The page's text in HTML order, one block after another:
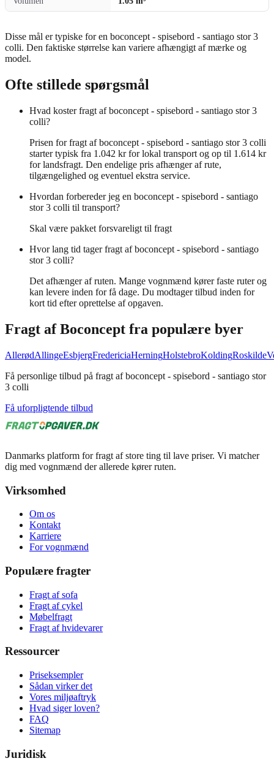
Disse mål er typiske for en boconcept - spisebord - santiago stor 3
colli. Den faktiske størrelse kan variere afhængigt af mærke og
model.
Ofte stillede spørgsmål
Hvad koster fragt af boconcept - spisebord - santiago stor 3
colli?
Prisen for fragt af boconcept - spisebord - santiago stor 3 colli
starter typisk fra 1.042 kr for lokal transport og op til 1.614 kr
for landsfragt. Den endelige pris afhænger af rute,
tilgængelighed og eventuel ekstra service.
Hvordan forbereder jeg en boconcept - spisebord - santiago
stor 3 colli til transport?
Skal være pakket forsvareligt til fragt
Hvor lang tid tager fragt af boconcept - spisebord - santiago
stor 3 colli?
Det afhænger af ruten. Mange vognmænd kører faste ruter og
kan levere inden for få dage. Du modtager tilbud inden for
kort tid efter oprettelse af opgaven.
Fragt afBoconcept fra populære byer
AllerødAllingeEsbjergFredericiaHerningHolstebroKoldingRoskilde
Få personlige tilbud på fragt af boconcept - spisebord - santiago stor
3 colli
Få uforpligtende tilbud
Danmarks platform for fragt af store ting til lave priser. Vi matcher
dig med vognmænd der allerede kører ruten.
Virksomhed
Om os
Kontakt
Karriere
For vognmænd
Populære fragter
Fragt af sofa
Fragt af cykel
Møbelfragt
Fragt af hvidevarer
Ressourcer
Priseksempler
Sådan virker det
Vores miljøaftryk
Hvad siger loven?
FAQ
Sitemap
Juridisk